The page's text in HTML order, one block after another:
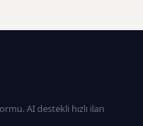
AI destekli hızlı ilan